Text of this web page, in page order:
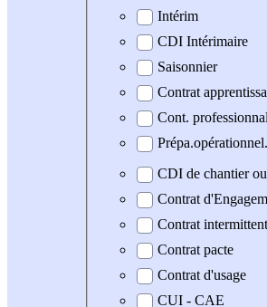
Intérim
CDI Intérimaire
Saisonnier
Contrat
Cont.
CDI de chantier
Contrat
Contrat intermittent
Contrat pacte
Contrat d'usage
CUI - CAE